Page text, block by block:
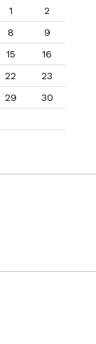
1
2
8
9
15
16
22
23
29
30